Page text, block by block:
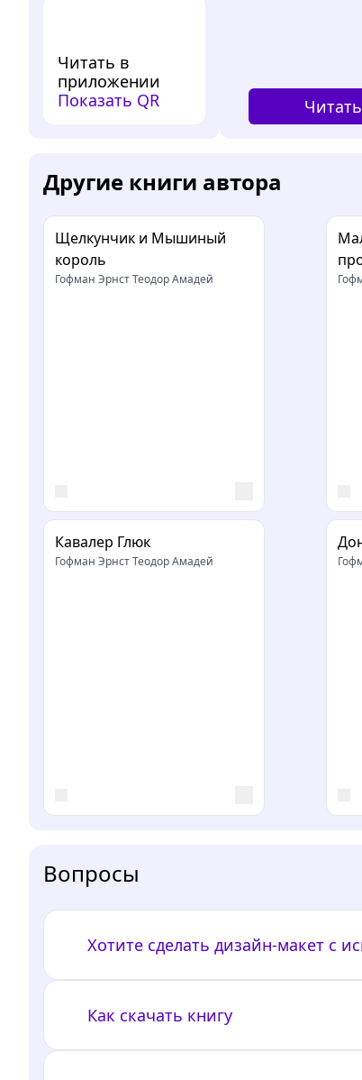
Читать в
приложении
Показать QR
Читать
Другие книги автора
Щелкунчик и Мышиный
король
Гофман Эрнст Теодор Амадей
Кавалер Глюк
Гофман Эрнст Теодор Амадей
Вопросы
Хотите сделать дизайн-макет с
Как скачать книгу